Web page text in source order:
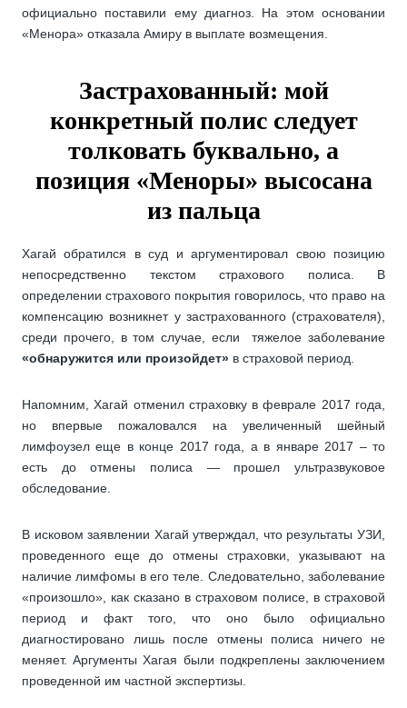
официально поставили ему диагноз. На этом основании
«Менора» отказала Амиру в выплате возмещения.
Застрахованный: мой
конкретный полис следует
толковать буквально, а
позиция «Меноры» высосана
из пальца
Хагай обратился в суд и аргументировал свою позицию
непосредственно текстом страхового полиса. В
определении страхового покрытия говорилось, что право на
компенсацию возникнет у застрахованного (страхователя),
среди прочего, в том случае, если тяжелое заболевание
«обнаружится или произойдет» в страховой период.
Напомним, Хагай отменил страховку в феврале 2017 года,
но впервые пожаловался на увеличенный шейный
лимфоузел еще в конце 2017 года, а в январе 2017 – то
есть до отмены полиса — прошел ультразвуковое
обследование.
В исковом заявлении Хагай утверждал, что результаты УЗИ,
проведенного еще до отмены страховки, указывают на
наличие лимфомы в его теле. Следовательно, заболевание
«произошло», как сказано в страховом полисе, в страховой
период и факт того, что оно было официально
диагностировано лишь после отмены полиса ничего не
меняет. Аргументы Хагая были подкреплены заключением
проведенной им частной экспертизы.